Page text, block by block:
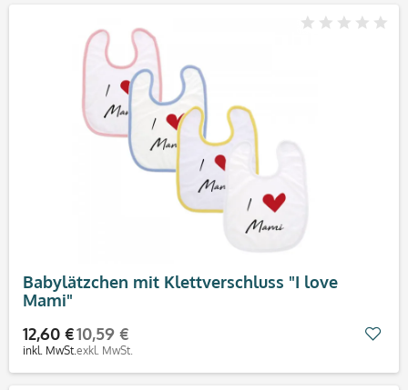
Babylätzchen mit Klettverschluss "I love
Mami"
12,60 €
inkl. MwSt.
10,59 €
exkl. MwSt.